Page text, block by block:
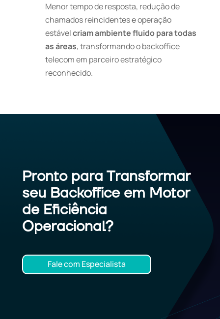
Menor tempo de resposta, redução de
chamados reincidentes e operação
estávelcriam ambiente fluido para todas
as áreas, transformando o backoffice
telecom em parceiro estratégico
reconhecido.
Pronto para Transformar
seu Backoffice em Motor
de Eficiência
Operacional?
Fale com Especialista